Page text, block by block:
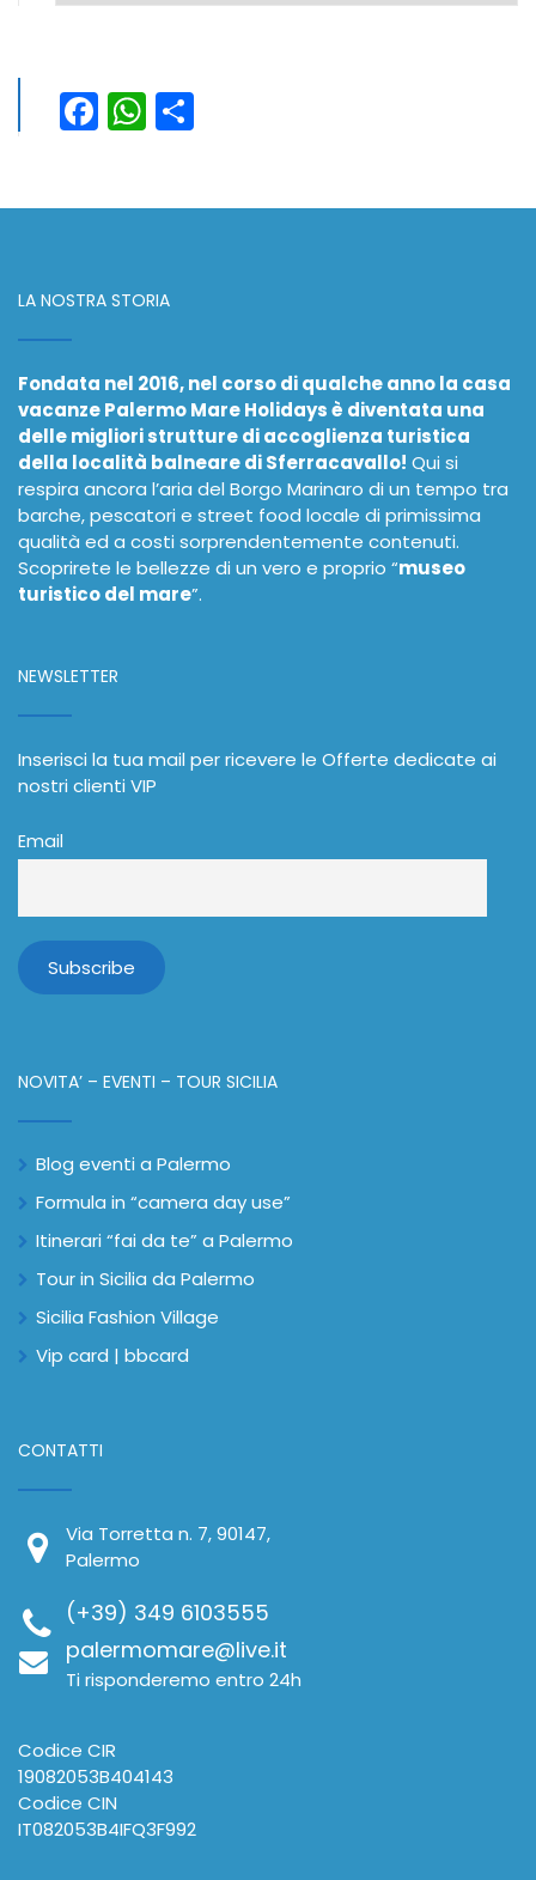
Facebook
WhatsApp
LA NOSTRA STORIA
Fondata nel 2016, nel corso di qualche anno la casa
vacanze Palermo Mare Holidays è diventata una
delle migliori strutture di accoglienza turistica
della località balneare di Sferracavallo! Qui si
respira ancora l’aria del Borgo Marinaro di un tempo tra
barche, pescatori e street food locale di primissima
qualità ed a costi sorprendentemente contenuti.
Scoprirete le bellezze di un vero e proprio “museo
turistico del mare”.
NEWSLETTER
Inserisci la tua mail per ricevere le Offerte dedicate ai
nostri clienti VIP
Email
NOVITA’ – EVENTI – TOUR SICILIA
Blog eventi a Palermo
Formula in “camera day use”
Itinerari “fai da te” a Palermo
Tour in Sicilia da Palermo
Sicilia Fashion Village
Vip card | bbcard
CONTATTI
Via Torretta n. 7, 90147,
Palermo
(+39) 349 6103555
palermomare@live.it
Ti risponderemo entro 24h
Codice CIR
19082053B404143
Codice CIN
IT082053B4IFQ3F992